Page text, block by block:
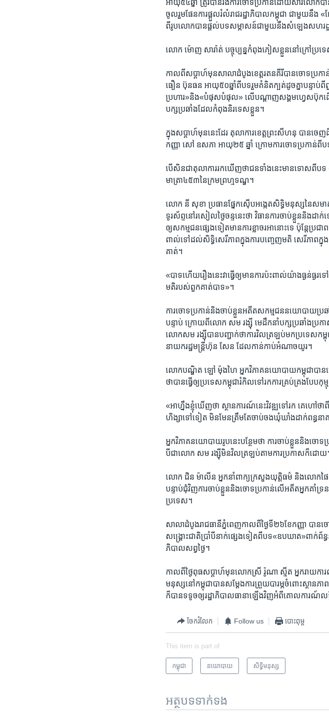
អាយុ​៥៤​ឆ្នាំ ​ត្រូវ​បាន​រង​ការ​ចោទ​ប្រកាន់​ដោយសារ​លោក​
ចូល​រួម​ផែន​ការ​ផ្តួល​រំលំ​រាជរដ្ឋា​ភិបាល​កម្ពុជា​ ជាមួយ​នឹង​
ពី​រូប​លោកបាន​ផ្តល់​បទ​សម្ភាសន៍​ជាមួយ​នឹងសំឡេង​សហរដ្ឋ​
លោក ម៉ោញ សារ៉ាត់ ​បច្ចុប្បន្ន​កំពុង​ភៀស​ខ្លួន​នៅ​ក្រៅ​ប្រទ
កាល​ពី​សប្តាហ៍​មុនសាលា​ដំបូង​ខេត្ត​រតនគីរី​បាន​ចោទ​ប្រ
ធឿន​ ប៊ុនធន ​អាយុ​៥០​ឆ្នាំ​ពី​បទ​រួម​គំនិត​ក្បត់​ដូចគ្នា​បន្ទាប់​ពី​
ប្រហារ»​និង«បំផុសបំផុល» លើ​បណ្តាញ​សង្គម​ហ្វេសប៊ុក​ដ
បក្ស​ប្រឆាំង​ដែល​កំពុង​និរទេស​ខ្លួន។
ក្នុង​សប្តាហ៍​មុន​នេះ​ដែរ តុលាការ​ខេត្ត​ព្រះ​សីហនុ បាន​ច
កញ្ញា សៅ ឧសភា អាយុ​២៥ ឆ្នាំ ក្រោម​ការ​ចោទ​ប្រកាន់​ពីប
បើសិន​ជា​តុលាការ​រក​ឃើញ​ថា​ជន​ទាំង​នេះ​មាន​ទោស​ពី​បទ
មាត្រា​៤៥៣​នៃ​ក្រម​ព្រហ្មទណ្ឌ​។
លោក នី សុខា ​ប្រធាន​ផ្នែកស៊ើបអង្កេតសិទ្ធិ​មនុស្ស​នៃសម
ទូរស័ព្ទ​នៅ​រសៀល​ថ្ងៃ​ចន្ទ​នេះថា​ វិធានការ​ចាប់​ខ្លួន​និង​
ឲ្យ​សកម្មជន​ផ្សេងទៀត​មាន​ការ​ខ្លាចរអា​នោះទេ​ ប៉ុន្តែប្រ
ពាល់​ទៅដល់​សិទ្ធិ​សេរីភាព​ក្នុង​ការ​បញ្ចេញ​មតិ សេរីភាព​ក្នុ
គាត់។
«បាទ​ហើយ​រឿង​នេះ​វា​ធ្វើ​ឲ្យ​មាន​ការ​ប៉ះពាល់​យ៉ាង​ធ្ងន់ធ្ង
មតិ​របស់​ពួកគាត់​បាទ»។
ការ​ចោទ​ប្រកាន់​និង​ចាប់​ខ្លួន​អតីត​សកម្មជននយោ​បាយ​ប្រ
បន្ទាប់​ ក្រោយ​ពី​លោក សម រង្ស៊ី មេដឹក​នាំ​បក្ស​ប្រឆាំង​ប្រក
លោក​សម រង្ស៊ី​បាន​បញ្ជាក់​ថា​ការ​វិល​ត្រឡប់​មក​ប្រទេស​កម្ពុ
នាយក​រដ្ឋ​មន្ត្រី​ហ៊ុន សែន​ ដែល​កាន់​កាប់​អំណាច​យូរ។
លោកបណ្ឌិត​ ឡៅ ម៉ុង​ហៃ អ្នក​វិភាគ​នយោបាយ​កម្ពុជា​បាន​ហ
ថា​បាន​ធ្វើ​ឲ្យ​ប្រទេស​កម្ពុជា​រំកិល​ទៅ​រក​ការ​គ្រប់​គ្រង​បែប​កុ
«អាហ្នឹង​ខ្ញុំ​ឃើញ​ថា ស្ថានការ​ណ៍​នេះ​វិវឌ្ឍ​ទៅរក​ គេហៅ​
ហិង្សា​ទៅទៀត មិនមែន​ត្រឹម​តែ​ចាប់ចង​ឃុំ​ឃាំង​ដាក់​ពន្ធនាគ
អ្នក​វិភាគ​នយោបាយ​រូប​នេះ​បន្ថែម​ថា​ ការ​ចាប់​ខ្លួន​និង​
បី​ជា​លោក​ សម រង្ស៊ី​មិន​វិល​ត្រឡប់​តាម​ការ​ប្រកាស​ក៏​ដោយ
លោក ជិន ម៉ាលីន ​អ្នក​នាំពាក្យ​ក្រសួង​យុត្តិធម៌ និង​លោកផៃ ស៊ី
បន្ទាប់​ជុំវិញ​ការ​ចាប់​ខ្លួន​និង​ចោទ​ប្រកាន់​លើ​អតីត​អ្នកគាំទ្
ប្រទេស។
សាលា​ដំបូង​រាជ​ធានីភ្នំពេញកាល​ពី​ថ្ងៃទី​២៦​ខែកញ្ញា ប
សង្គ្រោះជាតិ​ប្រាំបីនាក់​ផ្សេង​ទៀត​ពី​បទ​«ឧបឃាត»​ពាក់​ព័ន្ធ​
ភិបាល​សព្វថ្ងៃ។
កាល​ពី​ថ្ងៃ​ពុធ​សប្តាហ៍​មុន​លោក​ស្រី រ៉ូណា ស្មីត អ្នក​រាយ
មនុស្ស​នៅ​កម្ពុជា​បាន​សម្តែង​ការ​ព្រួយ​បារម្ភ​ចំពោះ​ស្ថា
ក៏បាន​ទទូច​ឲ្យ​រដ្ឋា​ភិបាល​ធានា​ឡើង​វិញ​អំពី​គោលការណ៍​ល
ចែករំលែក Follow us បោះពុម្ព
This item is part of
កម្ពុជា នយោបាយ សិទ្ធិ​មនុស្ស
អត្ថបទ​ទាក់ទង